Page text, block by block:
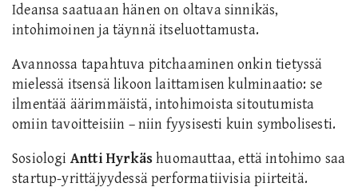
Ideansa saatuaan hänen on oltava sinnikäs,
intohimoinen ja täynnä itseluottamusta.
Avannossa tapahtuva pitchaaminen onkin tietyssä
mielessä itsensä likoon laittamisen kulminaatio: se
ilmentää äärimmäistä, intohimoista sitoutumista
omiin tavoitteisiin – niin fyysisesti kuin symbolisesti.
Sosiologi Antti Hyrkäshuomauttaa, että intohimo saa
startup-yrittäjyydessä performatiivisia piirteitä.